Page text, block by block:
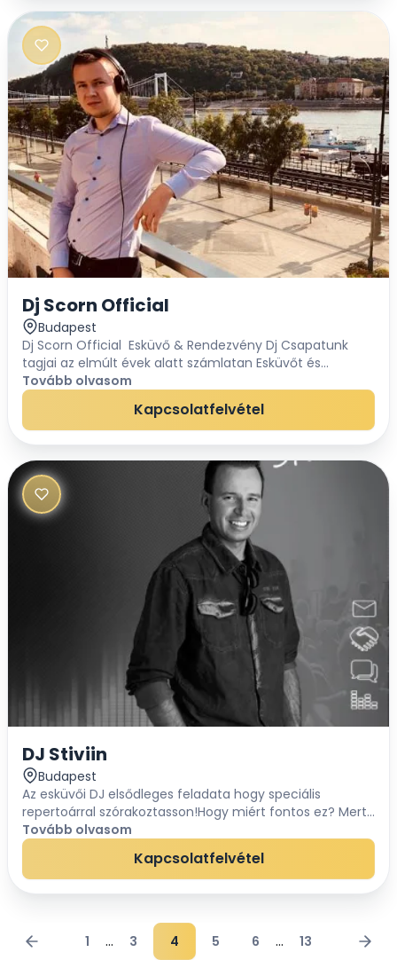
Dj Scorn Official
Budapest
Dj Scorn Official Esküvő & Rendezvény Dj Csapatunk
tagjai az elmúlt évek alatt számlatan Esküvőt és
Rendezvényt bonyolítottak le sikeresen. Hivatásunk /
hitvallásunk a szórakoztatás felsőfo...
Tovább olvasom
Kapcsolatfelvétel
DJ Stiviin
Budapest
Az esküvői DJ elsődleges feladata hogy speciális
repertoárral szórakoztasson!Hogy miért fontos ez? Mert
jelen van minden korosztály!Esküvői DJ pályafutásom
során mindig odafigyeltem arra, hogy az...
Tovább olvasom
Kapcsolatfelvétel
1 ... 3 4 5 6 ... 13